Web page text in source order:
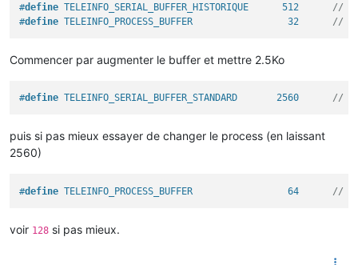
#define TELEINFO_SERIAL_BUFFER_HISTORIQUE      512 //
#define TELEINFO_PROCESS_BUFFER                 32 //
Commencer par augmenter le buffer et mettre 2.5Ko
#define TELEINFO_SERIAL_BUFFER_STANDARD       2560 //
puis si pas mieux essayer de changer le process (en laissant
2560)
#define TELEINFO_PROCESS_BUFFER                 64 //
voir 128 si pas mieux.